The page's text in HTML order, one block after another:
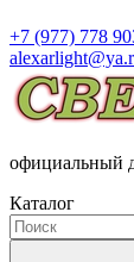
+7 (977) 778
официальный
Каталог